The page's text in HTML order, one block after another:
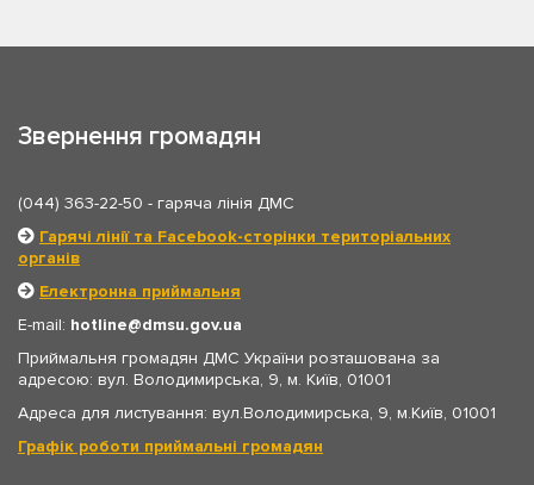
Звернення громадян
(044) 363-22-50 - гаряча лінія ДМС
Гарячі лінії та Facebook-сторінки територіальних
органів
Електронна приймальня
E-mail: hotline
dmsu.gov.ua
Приймальня громадян ДМС України розташована за
адресою: вул. Володимирська, 9, м. Київ, 01001
Адреса для листування: вул.Володимирська, 9, м.Київ, 01001
Графік роботи приймальні громадян